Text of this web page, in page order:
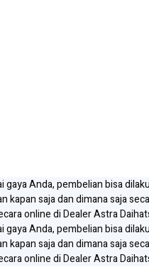
Anda, pembelian bisa
saja dan dimana saja
online di Dealer Astra
Anda, pembelian bisa
saja dan dimana saja
online di Dealer Astra